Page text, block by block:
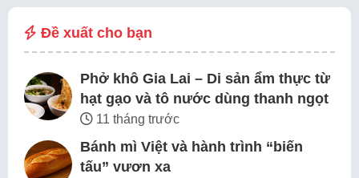
Đề xuất cho bạn
Phở khô Gia Lai – Di sản ẩm thực từ
hạt gạo và tô nước dùng thanh ngọt
11 tháng trước
Bánh mì Việt và hành trình “biến
tấu” vươn xa